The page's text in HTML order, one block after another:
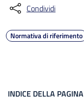
Condividi
Normativa di riferimento
INDICE DELLA PAGINA